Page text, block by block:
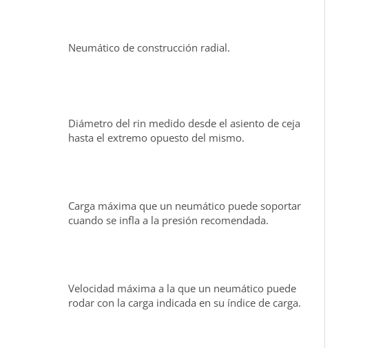
Neumático de construcción radial.
Diámetro del rin medido desde el asiento de ceja
hasta el extremo opuesto del mismo.
Carga máxima que un neumático puede soportar
cuando se infla a la presión recomendada.
Velocidad máxima a la que un neumático puede
rodar con la carga indicada en su índice de carga.